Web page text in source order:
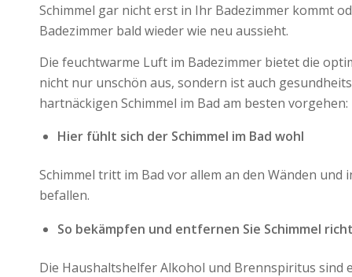
Schimmel gar nicht erst in Ihr Badezimmer kommt
Badezimmer bald wieder wie neu aussieht.
Die feuchtwarme Luft im Badezimmer bietet die
nicht nur unschön aus, sondern ist auch
hartnäckigen Schimmel im Bad am besten vorgehen:
Hier fühlt sich der Schimmel im Bad wohl
Schimmel tritt im Bad vor allem an den Wänden und
befallen.
So bekämpfen und entfernen Sie Schimmel
Die Haushaltshelfer Alkohol und Brennspiritus sind